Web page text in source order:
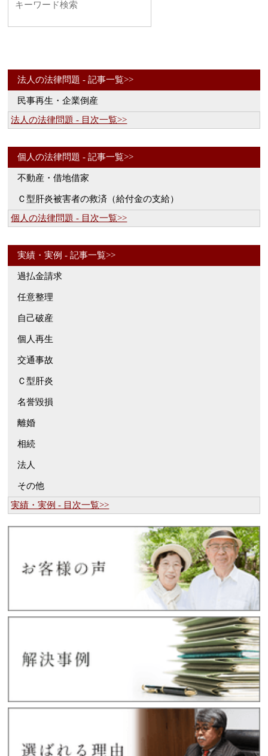
法人の法律問題 - 記事一覧>>
民事再生・企業倒産
法人の法律問題 - 目次一覧>>
個人の法律問題 - 記事一覧>>
不動産・借地借家
Ｃ型肝炎被害者の救済（給付金の支給）
個人の法律問題 - 目次一覧>>
実績・実例 - 記事一覧>>
過払金請求
任意整理
自己破産
個人再生
交通事故
Ｃ型肝炎
名誉毀損
離婚
相続
法人
その他
実績・実例 - 目次一覧>>